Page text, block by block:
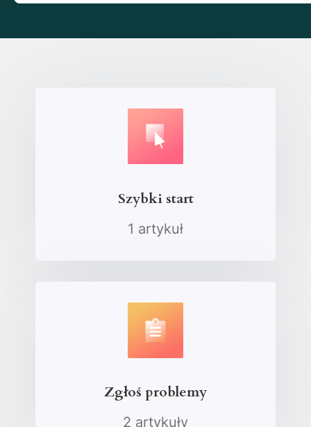
Szybki start
1 artykuł
Zgłoś problemy
2 artykuły